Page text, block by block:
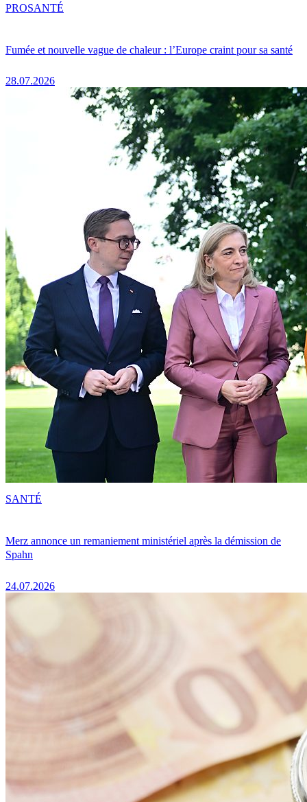
Fumée et nouvelle vague de chaleur : l’Europe craint pour sa santé
28.07.2026
PROSANTÉ
Merz annonce un remaniement ministériel après la démission de
Spahn
24.07.2026
SANTÉ